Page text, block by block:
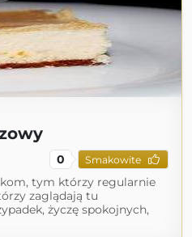
0 Smakowite
tym którzy regularnie
zaglądają tu
życzę spokojnych,